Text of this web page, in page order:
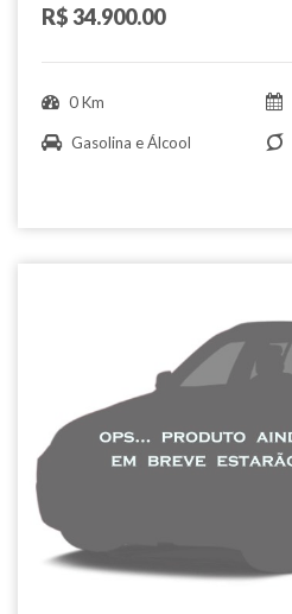
R$ 34.900.00
0 Km
Gasolina e Álcool